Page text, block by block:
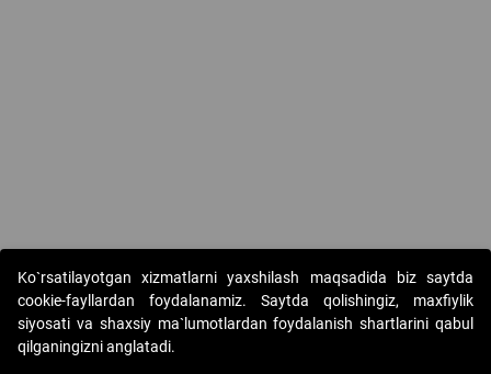
Copyright © 2017-2026. "Elektron onlayn-auksionlarni
Ko`rsatilayotgan xizmatlarni yaxshilash maqsadida biz saytda
cookie-fayllardan foydalanamiz. Saytda qolishingiz, maxfiylik
siyosati va shaxsiy ma`lumotlardan foydalanish shartlarini qabul
qilganingizni anglatadi.